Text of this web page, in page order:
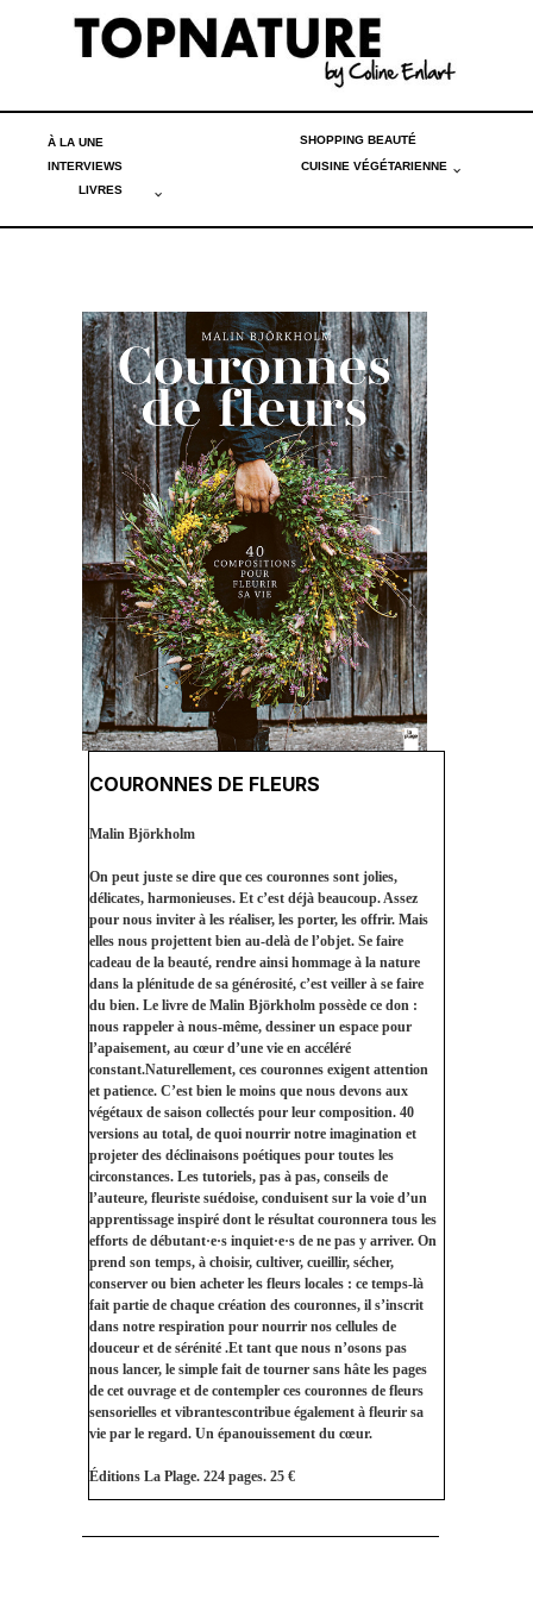
À LA UNE SHOPPING BEAUTÉ
INTERVIEWS
CUISINE VÉGÉTARIENNE
LIVRES
COURONNES DE FLEURS
Malin Björkholm
On peut juste se dire que ces couronnes sont jolies,
délicates, harmonieuses. Et c’est déjà beaucoup. Assez
pour nous inviter à les réaliser, les porter, les offrir. Mais
elles nous projettent bien au-delà de l’objet. Se faire
cadeau de la beauté, rendre ainsi hommage à la nature
dans la plénitude de sa générosité, c’est veiller à se faire
du bien. Le livre de Malin Björkholm possède ce don :
nous rappeler à nous-même, dessiner un espace pour
l’apaisement, au cœur d’une vie en accéléré
constant.Naturellement, ces couronnes exigent attention
et patience. C’est bien le moins que nous devons aux
végétaux de saison collectés pour leur composition. 40
versions au total, de quoi nourrir notre imagination et
projeter des déclinaisons poétiques pour toutes les
circonstances. Les tutoriels, pas à pas, conseils de
l’auteure, fleuriste suédoise, conduisent sur la voie d’un
apprentissage inspiré dont le résultat couronnera tous les
efforts de débutant·e·s inquiet·e·s de ne pas y arriver. On
prend son temps, à choisir, cultiver, cueillir, sécher,
conserver ou bien acheter les fleurs locales : ce temps-là
fait partie de chaque création des couronnes, il s’inscrit
dans notre respiration pour nourrir nos cellules de
douceur et de sérénité .Et tant que nous n’osons pas
nous lancer, le simple fait de tourner sans hâte les pages
de cet ouvrage et de contempler ces couronnes de fleurs
sensorielles et vibrantescontribue également à fleurir sa
vie par le regard. Un épanouissement du cœur.
Éditions La Plage. 224 pages. 25 €‍